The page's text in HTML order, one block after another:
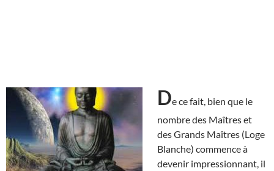
De ce fait, bien que le
nombre des Maîtres et
des Grands Maîtres (Loge
Blanche) commence à
devenir impressionnant, il